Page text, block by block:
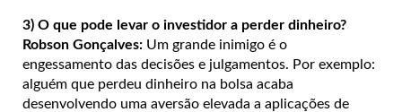
3) O que pode levar o investidor a perder dinheiro?
Robson Gonçalves: Um grande inimigo é o
engessamento das decisões e julgamentos. Por exemplo:
alguém que perdeu dinheiro na bolsa acaba
desenvolvendo uma aversão elevada a aplicações de